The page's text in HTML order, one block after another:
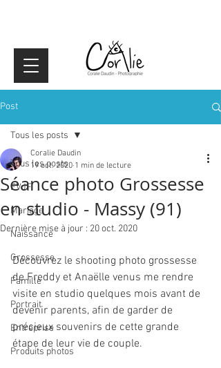
Post
Tous les posts
EVJF
Mariage
Naissance
Grossesse
Famille
Portrait
Entreprise
Produits photos
Tous les posts
Séance photo Grossesse
en studio - Massy (91)
Coralie Daudin
19 oct. 2020 1 min de lecture
Dernière mise à jour : 20 oct. 2020
Découvrez le shooting photo grossesse
de Freddy et Anaëlle venus me rendre
visite en studio quelques mois avant de
devenir parents, afin de garder de
précieux souvenirs de cette grande
étape de leur vie de couple.